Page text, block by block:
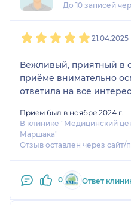
До 10 записей
21.04.2025
Вежливый, приятный в
приёме внимательно
ответила на все
Прием был в ноябре 2024 г.
В клинике "Медицинский
Маршака"
Отзыв оставлен через
0 Ответ